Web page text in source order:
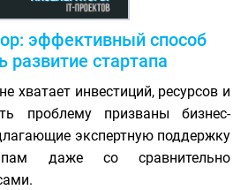
эффективный способ
развитие стартапа
хватает инвестиций, ресурсов и
проблему призваны бизнес-
экспертную поддержку
даже со сравнительно